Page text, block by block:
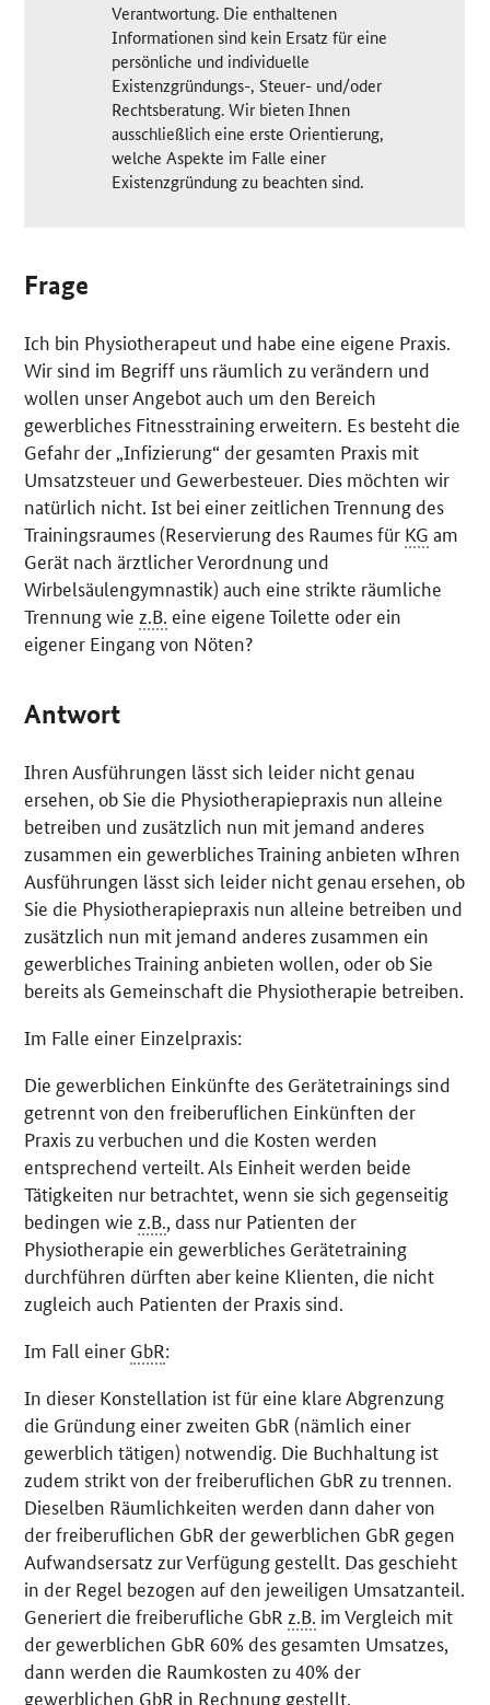
Verantwortung. Die enthaltenen
Informationen sind kein Ersatz für eine
persönliche und individuelle
Existenzgründungs-, Steuer- und/oder
Rechtsberatung. Wir bieten Ihnen
ausschließlich eine erste Orientierung,
welche Aspekte im Falle einer
Existenzgründung zu beachten sind.
Frage
Ich bin Physiotherapeut und habe eine eigene Praxis.
Wir sind im Begriff uns räumlich zu verändern und
wollen unser Angebot auch um den Bereich
gewerbliches Fitnesstraining erweitern. Es besteht die
Gefahr der „Infizierung“ der gesamten Praxis mit
Umsatzsteuer und Gewerbesteuer. Dies möchten wir
natürlich nicht. Ist bei einer zeitlichen Trennung des
Trainingsraumes (Reservierung des Raumes für KG am
Gerät nach ärztlicher Verordnung und
Wirbelsäulengymnastik) auch eine strikte räumliche
Trennung wie z.B. eine eigene Toilette oder ein
eigener Eingang von Nöten?
Antwort
Ihren Ausführungen lässt sich leider nicht genau
ersehen, ob Sie die Physiotherapiepraxis nun alleine
betreiben und zusätzlich nun mit jemand anderes
zusammen ein gewerbliches Training anbieten wIhren
Ausführungen lässt sich leider nicht genau ersehen, ob
Sie die Physiotherapiepraxis nun alleine betreiben und
zusätzlich nun mit jemand anderes zusammen ein
gewerbliches Training anbieten wollen, oder ob Sie
bereits als Gemeinschaft die Physiotherapie betreiben.
Im Falle einer Einzelpraxis:
Die gewerblichen Einkünfte des Gerätetrainings sind
getrennt von den freiberuflichen Einkünften der
Praxis zu verbuchen und die Kosten werden
entsprechend verteilt. Als Einheit werden beide
Tätigkeiten nur betrachtet, wenn sie sich gegenseitig
bedingen wie z.B., dass nur Patienten der
Physiotherapie ein gewerbliches Gerätetraining
durchführen dürften aber keine Klienten, die nicht
zugleich auch Patienten der Praxis sind.
Im Fall einer GbR:
In dieser Konstellation ist für eine klare Abgrenzung
die Gründung einer zweiten GbR (nämlich einer
gewerblich tätigen) notwendig. Die Buchhaltung ist
zudem strikt von der freiberuflichen GbR zu trennen.
Dieselben Räumlichkeiten werden dann daher von
der freiberuflichen GbR der gewerblichen GbR gegen
Aufwandsersatz zur Verfügung gestellt. Das geschieht
in der Regel bezogen auf den jeweiligen Umsatzanteil.
Generiert die freiberufliche GbR z.B. im Vergleich mit
der gewerblichen GbR 60% des gesamten Umsatzes,
dann werden die Raumkosten zu 40% der
gewerblichen GbR in Rechnung gestellt.